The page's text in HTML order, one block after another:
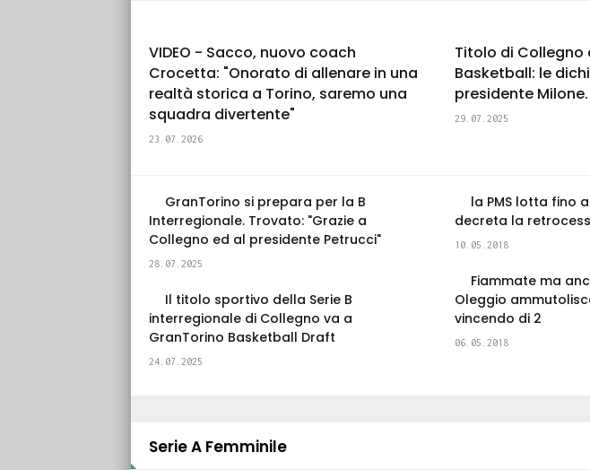
VIDEO - Sacco, nuovo coach
Crocetta: "Onorato di allenare in una
realtà storica a Torino, saremo una
squadra divertente"
23.07.2026
Titolo di Collegno
Basketball: le
presidente Milone.
29.07.2025
GranTorino si prepara per la B
Interregionale. Trovato: "Grazie a
Collegno ed al presidente Petrucci"
28.07.2025
Il titolo sportivo della Serie B
interregionale di Collegno va a
GranTorino Basketball Draft
24.07.2025
la PMS lotta fino
decreta la
10.05.2018
Fiammate ma
Oleggio
vincendo di 2
06.05.2018
Serie A Femminile